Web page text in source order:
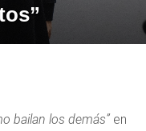
bailan los demás”en